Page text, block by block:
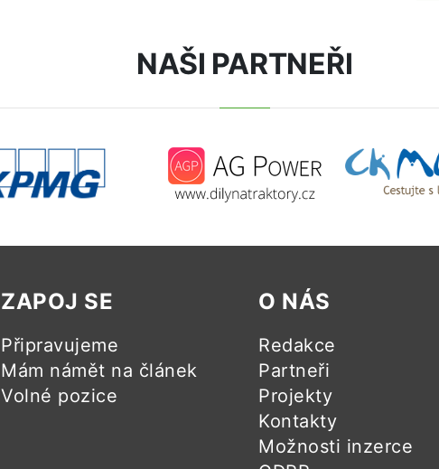
NAŠI PARTNEŘI
ZAPOJ SE
Připravujeme
Mám námět na článek
Volné pozice
O NÁS
Redakce
Partneři
Projekty
Kontakty
Možnosti inzerce